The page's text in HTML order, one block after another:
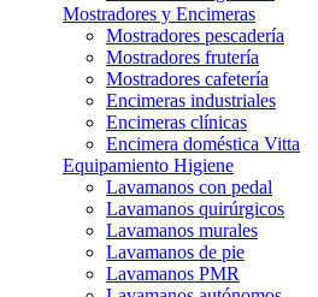
Mostradores y Encimeras
Mostradores pescadería
Mostradores frutería
Mostradores cafetería
Encimeras industriales
Encimeras clínicas
Encimera doméstica Vitta
Equipamiento Higiene
Lavamanos con pedal
Lavamanos quirúrgicos
Lavamanos murales
Lavamanos de pie
Lavamanos PMR